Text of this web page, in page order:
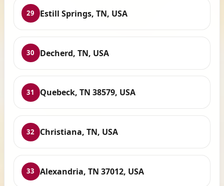
29 Estill Springs, TN, USA
30 Decherd, TN, USA
31 Quebeck, TN 38579, USA
32 Christiana, TN, USA
33 Alexandria, TN 37012, USA